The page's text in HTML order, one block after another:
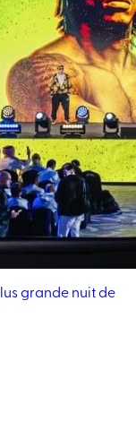
grande nuit de